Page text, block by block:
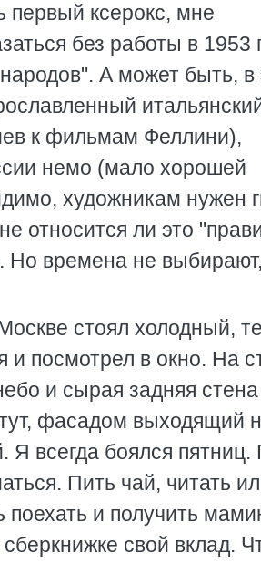
первый ксерокс, мне
без работы в 1953
А может быть, в
к фильмам Феллини),
немо (мало хорошей
художникам нужен
относится ли это
Но времена не
стоял холодный,
и посмотрел в окно. На
и сырая задняя стена
фасадом выходящий
Я всегда боялся пятниц.
Пить чай, читать
и получить
свой вклад.